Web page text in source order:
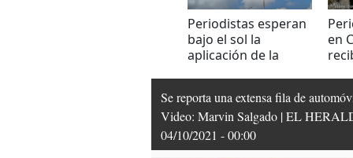
Periodistas esperan
bajo el sol la
aplicación de la
en
Se reporta una extensa fila de
Video: Marvin Salgado | EL
04/10/2021 - 00:00